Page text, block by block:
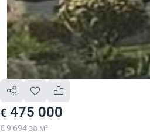
€ 475 000
€ 9 694 за м²